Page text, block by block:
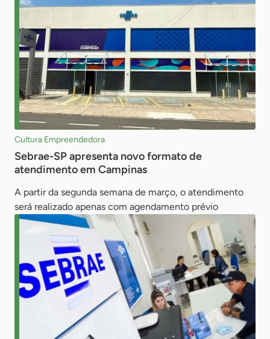
Cultura Empreendedora
Sebrae-SP apresenta novo formato de
atendimento em Campinas
A partir da segunda semana de março, o atendimento
será realizado apenas com agendamento prévio